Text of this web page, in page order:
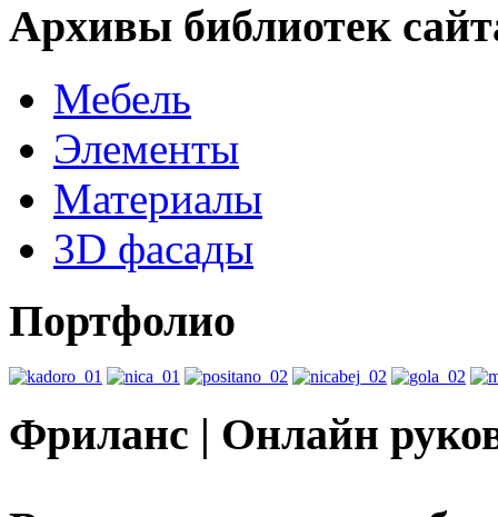
Архивы библиотек
Мебель
Элементы
Материалы
3D фасады
Портфолио
Фриланс | Онлайн